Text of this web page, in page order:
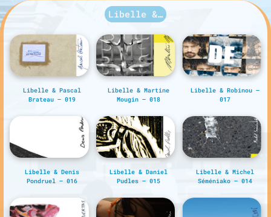
Libelle &…
Libelle & Pascal
Brateau – 019
Libelle & Martine
Mougin – 018
Libelle & Robinou –
017
Libelle & Denis
Pondruel – 016
Libelle & Daniel
Pudles – 015
Libelle & Michel
Séméniako – 014